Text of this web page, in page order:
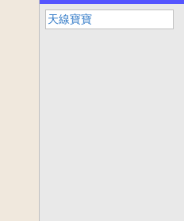
天線寶寶